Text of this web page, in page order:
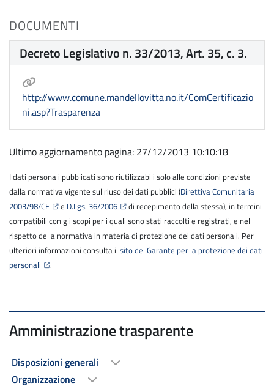
DOCUMENTI
Decreto Legislativo n. 33/2013, Art. 35, c. 3.
http://www.comune.mandellovitta.no.it/ComCertificazio
ni.asp?Trasparenza
Ultimo aggiornamento pagina: 27/12/2013 10:10:18
I dati personali pubblicati sono riutilizzabili solo alle condizioni previste
dalla normativa vigente sul riuso dei dati pubblici (Direttiva Comunitaria
2003/98/CE
e D.Lgs. 36/2006
di recepimento della stessa), in termini
compatibili con gli scopi per i quali sono stati raccolti e registrati, e nel
rispetto della normativa in materia di protezione dei dati personali. Per
ulteriori informazioni consulta il sito del Garante per la protezione dei dati
personali
.
Amministrazione trasparente
Disposizioni generali
Organizzazione